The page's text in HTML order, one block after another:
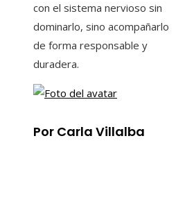
con el sistema nervioso sin
dominarlo, sino acompañarlo
de forma responsable y
duradera.
Por Carla Villalba